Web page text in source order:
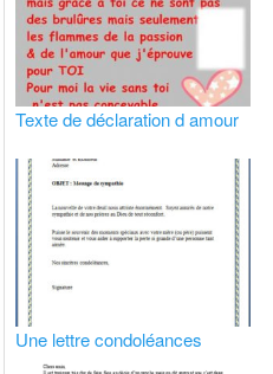
Texte de déclaration d amour
Une lettre condoléances